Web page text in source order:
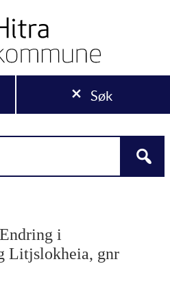
Søk
i
Litjslokheia, gnr